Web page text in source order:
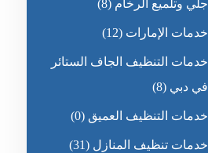
جلي وتلميع الرخام (8)
خدمات الإمارات (12)
خدمات التنظيف الجاف الستائر
في دبي (8)
خدمات التنظيف العميق (0)
خدمات تنظيف المنازل (31)